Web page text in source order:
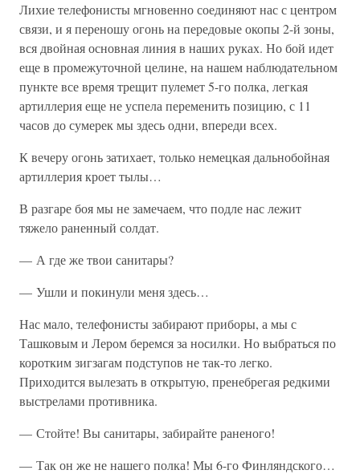
Лихие телефонисты мгновенно соединяют нас с центром
связи, и я переношу огонь на передовые окопы 2-й зоны,
вся двойная основная линия в наших руках. Но бой идет
еще в промежуточной целине, на нашем наблюдательном
пункте все время трещит пулемет 5-го полка, легкая
артиллерия еще не успела переменить позицию, с 11
часов до сумерек мы здесь одни, впереди всех.
К вечеру огонь затихает, только немецкая дальнобойная
артиллерия кроет тылы…
В разгаре боя мы не замечаем, что подле нас лежит
тяжело раненный солдат.
— А где же твои санитары?
— Ушли и покинули меня здесь…
Нас мало, телефонисты забирают приборы, а мы с
Ташковым и Лером беремся за носилки. Но выбраться по
коротким зигзагам подступов не так-то легко.
Приходится вылезать в открытую, пренебрегая редкими
выстрелами противника.
— Стойте! Вы санитары, забирайте раненого!
— Так он же не нашего полка! Мы 6-го Финляндского…